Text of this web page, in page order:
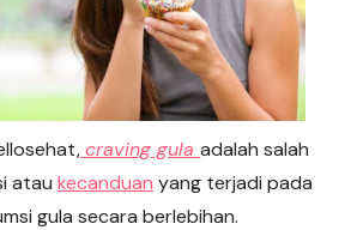
craving gulaadalah salah
ataukecanduan yang terjadi pada
gula secara berlebihan.